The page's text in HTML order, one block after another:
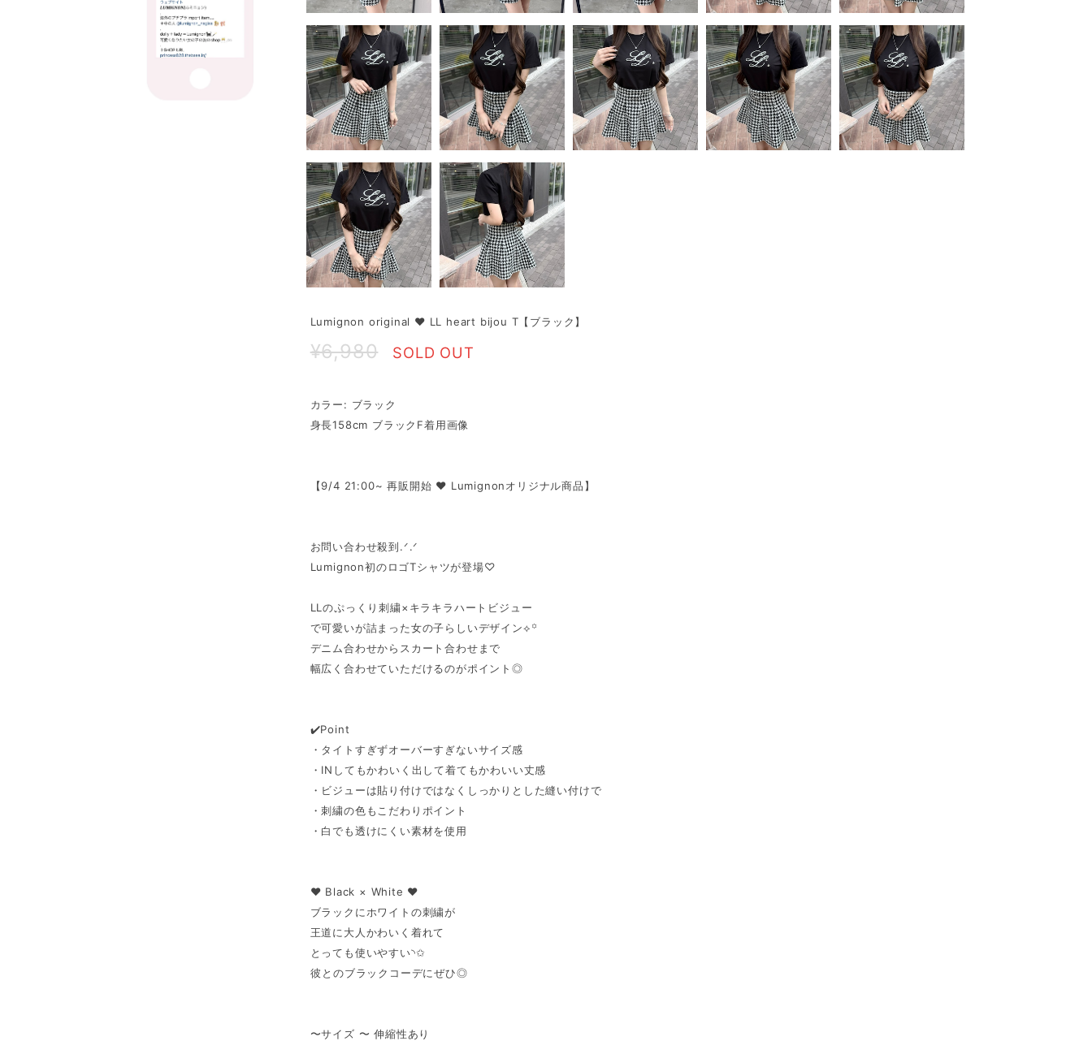
Lumignon original ♥ LL heart bijou T【ブラック】
¥6,980 SOLD OUT
カラー: ブラック
身長158cm ブラックF着用画像
【9/4 21:00~ 再販開始 ♥ Lumignonオリジナル商品】
お問い合わせ殺到.ᐟ.ᐟ
Lumignon初のロゴTシャツが登場♡
LLのぷっくり刺繍×キラキラハートビジュー
で可愛いが詰まった女の子らしいデザイン⟡꙳
デニム合わせからスカート合わせまで
幅広く合わせていただけるのがポイント◎
✔️Point
・タイトすぎずオーバーすぎないサイズ感
・INしてもかわいく出して着てもかわいい丈感
・ビジューは貼り付けではなくしっかりとした縫い付けで
・刺繍の色もこだわりポイント
・白でも透けにくい素材を使用
♥ Black × White ♥
ブラックにホワイトの刺繍が
王道に大人かわいく着れて
とっても使いやすい◝✩
⁡彼とのブラックコーデにぜひ◎
〜サイズ 〜 伸縮性あり